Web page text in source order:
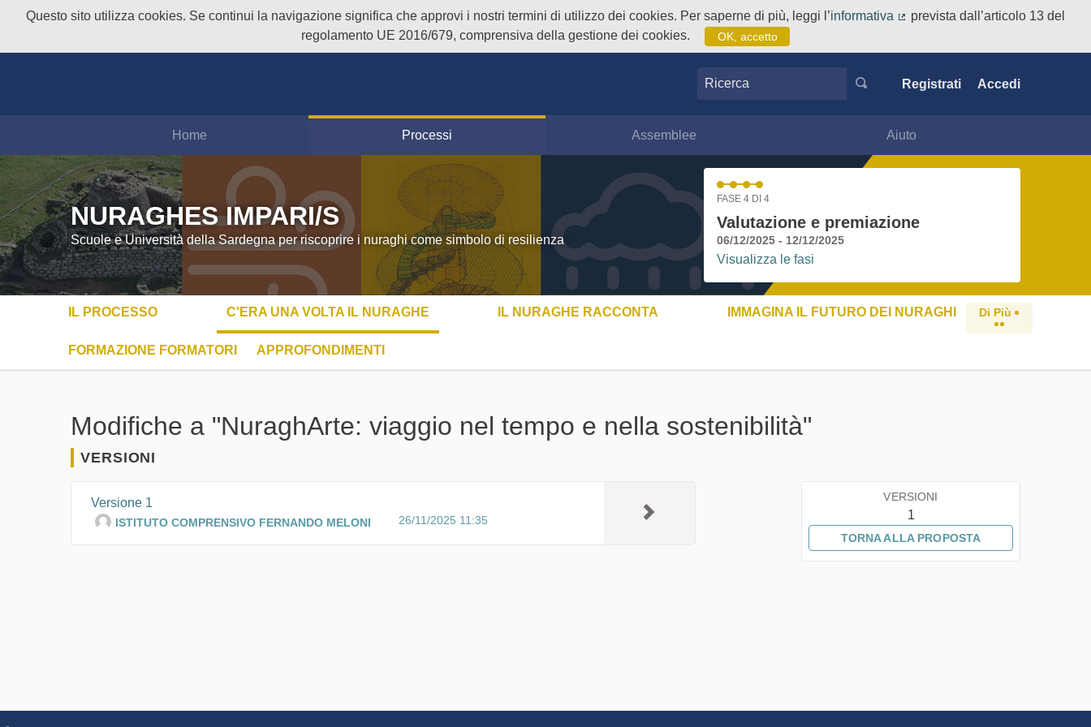
Questo sito utilizza cookies. Se continui la navigazione significa che approvi i nostri termini di utilizzo dei cookies. Per saperne di più, leggi l’informativa
prevista dall’articolo 13 del
regolamento UE 2016/679, comprensiva della gestione dei cookies.
OK, accetto
Ricerca Registrati Accedi
Home Processi Assemblee Aiuto
NURAGHES IMPARI/S
Scuole e Università della Sardegna per riscoprire i nuraghi come simbolo di resilienza
FASE 4 DI 4
Valutazione e premiazione
06/12/2025 - 12/12/2025
Visualizza le fasi
IL PROCESSO C'ERA UNA VOLTA IL NURAGHE IL NURAGHE RACCONTA IMMAGINA IL FUTURO DEI NURAGHI
FORMAZIONE FORMATORI APPROFONDIMENTI
Di Più
Modifiche a "NuraghArte: viaggio nel tempo e nella sostenibilità"
VERSIONI
Versione 1
ISTITUTO COMPRENSIVO FERNANDO MELONI 26/11/2025 11:35
VERSIONI
1
TORNA ALLA PROPOSTA